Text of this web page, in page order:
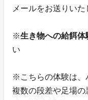
メールをお送りいた
※生き物への給餌体
い
※こちらの体験は、
複数の段差や足場